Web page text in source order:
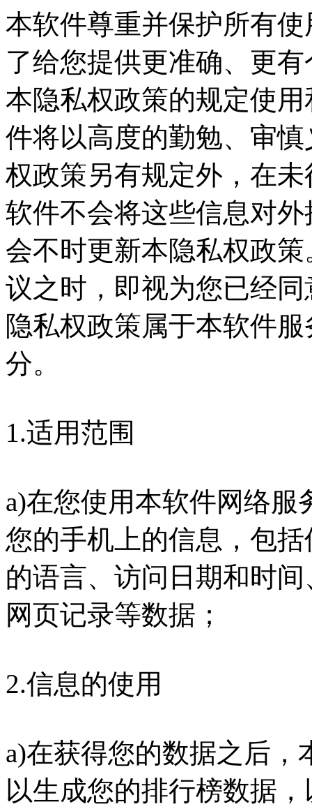
本软件尊重并保护所有
了给您提供更准确、更
本隐私权政策的规定使
件将以高度的勤勉、审
权政策另有规定外，在
软件不会将这些信息对
会不时更新本隐私权政
议之时，即视为您已经
隐私权政策属于本软件
分。
1.适用范围
a)在您使用本软件网络
您的手机上的信息，包
的语言、访问日期和时
网页记录等数据；
2.信息的使用
a)在获得您的数据之后
以生成您的排行榜数据